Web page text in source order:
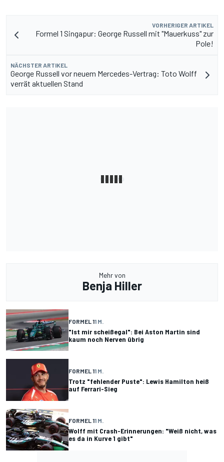
VORHERIGER ARTIKEL
Formel 1 Singapur: George Russell mit "Mauerkuss" zur
Pole!
NÄCHSTER ARTIKEL
George Russell vor neuem Mercedes-Vertrag: Toto Wolff
verrät aktuellen Stand
Mehr von
Benja Hiller
FORMEL 11 M.
"Ist mir scheißegal": Bei Aston Martin sind
kaum noch Nerven übrig
FORMEL 11 M.
Trotz "fehlender Puste": Lewis Hamilton heiß
auf Ferrari-Sieg
FORMEL 11 M.
Wolff mit Crash-Erinnerungen: "Weiß nicht, was
es da in Kurve 1 gibt"